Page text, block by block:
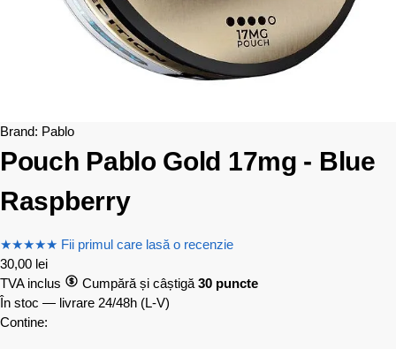
Brand: Pablo
Pouch Pablo Gold 17mg - Blue
Raspberry
★★★★★ Fii primul care lasă o recenzie
30,00 lei
TVA inclus
Cumpără și câștigă 30 puncte
În stoc — livrare 24/48h (L-V)
Contine: